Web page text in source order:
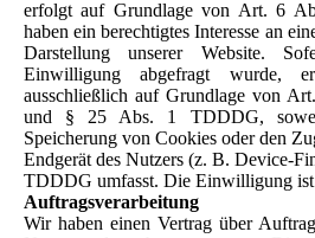
erfolgt auf Grundlage von Art. 6
haben ein berechtigtes Interesse an
Darstellung unserer Website.
Einwilligung abgefragt wurde,
ausschließlich auf Grundlage von
und § 25 Abs. 1 TDDDG,
Speicherung von Cookies oder den
Endgerät des Nutzers (z. B. Device-
TDDDG umfasst. Die Einwilligung ist
Auftragsverarbeitung
Wir haben einen Vertrag über